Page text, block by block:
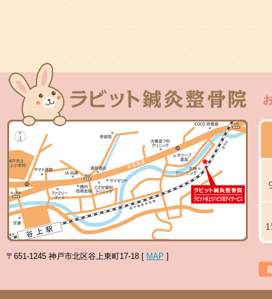
〒651-1245 神戸市北区谷上東町17-18 [ MAP ]